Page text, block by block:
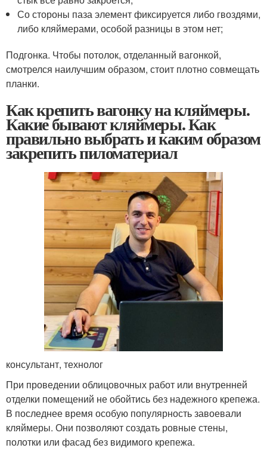
Со стороны паза элемент фиксируется либо гвоздями,
либо кляймерами, особой разницы в этом нет;
Подгонка. Чтобы потолок, отделанный вагонкой,
смотрелся наилучшим образом, стоит плотно совмещать
планки.
Как крепить вагонку на кляймеры.
Какие бывают кляймеры. Как
правильно выбрать и каким образом
закрепить пиломатериал
консультант, технолог
При проведении облицовочных работ или внутренней
отделки помещений не обойтись без надежного крепежа.
В последнее время особую популярность завоевали
кляймеры. Они позволяют создать ровные стены,
полотки или фасад без видимого крепежа.